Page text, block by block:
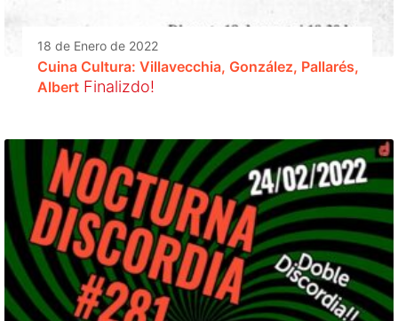
18 de Enero de 2022
Cuina Cultura: Villavecchia, González, Pallarés,
Albert Finalizdo!